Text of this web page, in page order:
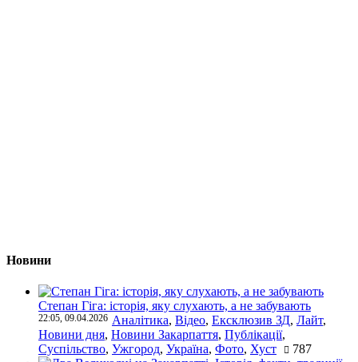
Новини
Степан Гіга: історія, яку слухають, а не забувають
22:05, 09.04.2026 Аналітика, Відео, Ексклюзив ЗД, Лайт,
Новини дня, Новини Закарпаття, Публікації,
Суспільство, Ужгород, Україна, Фото, Хуст 787